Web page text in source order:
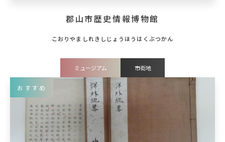
郡山市歴史情報博物館
ミュージアム 市街地
おすすめ